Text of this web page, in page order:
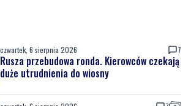
czwartek, 6 sierpnia 2026 7
Nowy sprzęt z KPO już służy pacjentom, trwa